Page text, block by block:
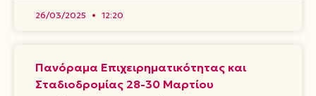
26/03/2025 12:20
Πανόραμα Επιχειρηματικότητας και
Σταδιοδρομίας 28-30 Μαρτίου